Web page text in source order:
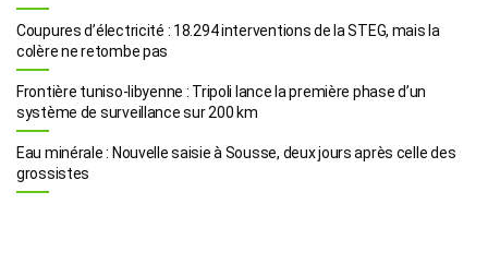
Coupures d’électricité : 18.294 interventions de la STEG, mais la
colère ne retombe pas
Frontière tuniso-libyenne : Tripoli lance la première phase d’un
système de surveillance sur 200 km
Eau minérale : Nouvelle saisie à Sousse, deux jours après celle des
grossistes